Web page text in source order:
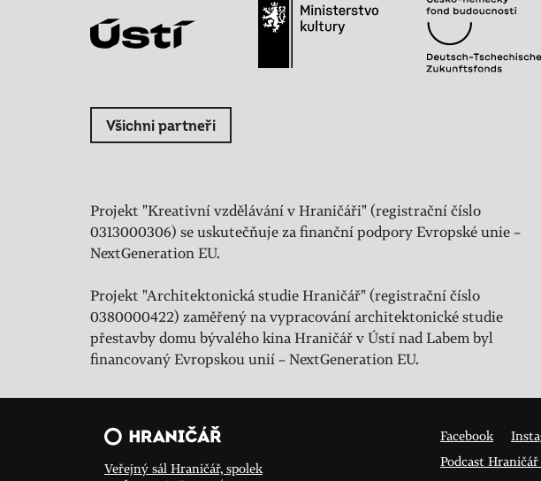
Všichni partneři
Projekt "Kreativní vzdělávání v Hraničáři" (registrační číslo
0313000306) se uskutečňuje za finanční podpory Evropské unie –
NextGeneration EU.
Projekt "Architektonická studie Hraničář" (registrační číslo
0380000422) zaměřený na vypracování architektonické studie
přestavby domu bývalého kina Hraničář v Ústí nad Labem byl
financovaný Evropskou unií – NextGeneration EU.
Veřejný sál Hraničář, spolek
Facebook
Podcast